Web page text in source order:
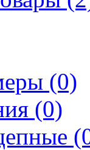
(0)
(0)